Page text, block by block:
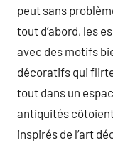
peut sans
tout d’abord, les
avec des motifs
décoratifs qui
tout dans un
antiquités
inspirés de l’art